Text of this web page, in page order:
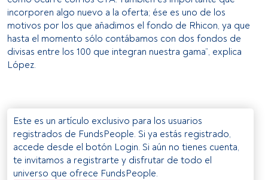
y/o acceder a ella.
Lista de asociados (proveedores)
incorporen algo nuevo a la oferta; ése es uno de los
motivos por los que añadimos el fondo de Rhicon, ya que
hasta el momento sólo contábamos con dos fondos de
divisas entre los 100 que integran nuestra gama”, explica
López.
Este es un artículo exclusivo para los usuarios
registrados de FundsPeople. Si ya estás registrado,
accede desde el botón Login. Si aún no tienes cuenta,
te invitamos a registrarte y disfrutar de todo el
universo que ofrece FundsPeople.